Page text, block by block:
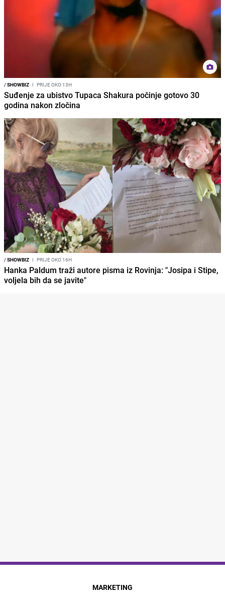
/SHOWBIZ I PRIJE OKO 13H
Suđenje za ubistvo Tupaca Shakura počinje gotovo 30
godina nakon zločina
/SHOWBIZ I PRIJE OKO 16H
Hanka Paldum traži autore pisma iz Rovinja: "Josipa i Stipe,
voljela bih da se javite"
MARKETING